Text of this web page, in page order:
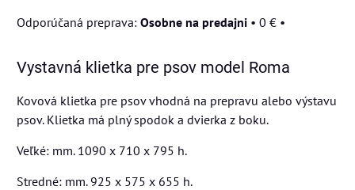
Osobne na predajni • 0 € •
Vystavná klietka pre psov model Roma
Kovová klietka pre psov vhodná na prepravu alebo výstavu
psov. Klietka má plný spodok a dvierka z boku.
Veľké: mm. 1090 x 710 x 795 h.
Stredné: mm. 925 x 575 x 655 h.